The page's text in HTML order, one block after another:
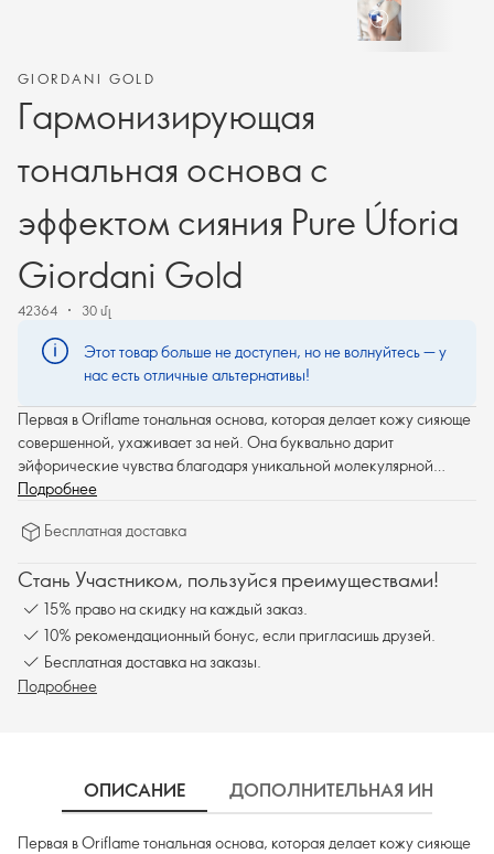
GIORDANI GOLD
Гармонизирующая
тональная основа с
эффектом сияния Pure Úforia
Giordani Gold
42364 30 մլ
Этот товар больше не доступен, но не волнуйтесь — у
нас есть отличные альтернативы!
Первая в Oriflame тональная основа, которая делает кожу сияюще
совершенной, ухаживает за ней. Она буквально дарит
эйфорические чувства благодаря уникальной молекулярной
структуре, которая построена по образу и подобию молекул
Подробнее
Бесплатная доставка
Стань Участником, пользуйся преимуществами!
15% право на скидку на каждый заказ.
10% рекомендационный бонус, если пригласишь друзей.
Бесплатная доставка на заказы.
Подробнее
ОПИСАНИЕ ДОПОЛНИТЕЛЬНАЯ
Первая в Oriflame тональная основа, которая делает кожу сияюще